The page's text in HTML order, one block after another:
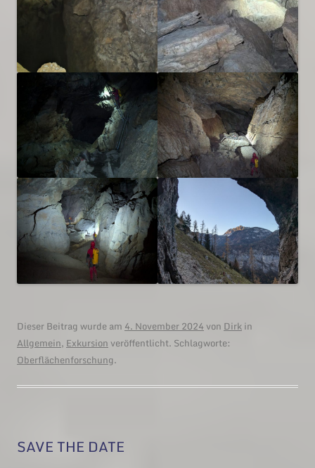
Dieser Beitrag wurde am 4. November 2024von Dirkin
Allgemein, Exkursionveröffentlicht. Schlagworte:
Oberflächenforschung.
SAVE THE DATE